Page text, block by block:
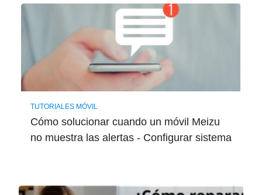
TUTORIALES MÓVIL
Cómo solucionar cuando un móvil Meizu
no muestra las alertas - Configurar sistema